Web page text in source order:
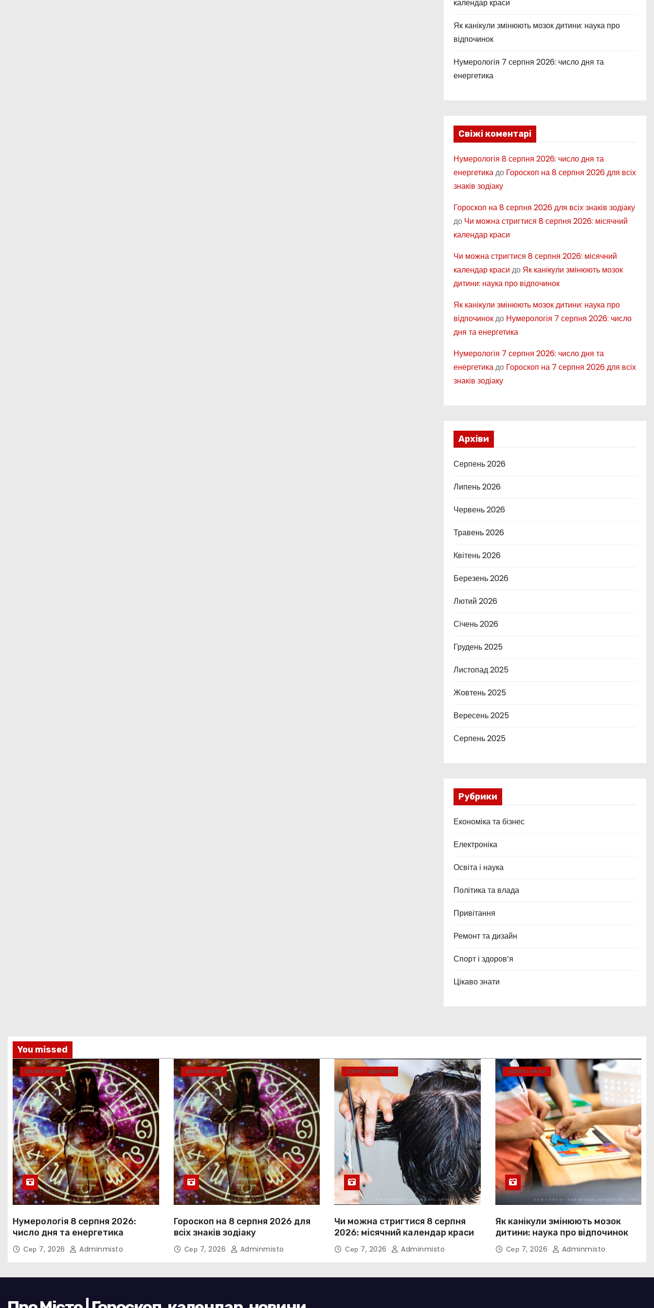
календар краси
Як канікули змінюють мозок дитини: наука про
відпочинок
Нумерологія 7 серпня 2026: число дня та
енергетика
Свіжі коментарі
Нумерологія 8 серпня 2026: число дня та
енергетикадо Гороскоп на 8 серпня 2026 для всіх
знаків зодіаку
Гороскоп на 8 серпня 2026 для всіх знаків зодіаку
до Чи можна стригтися 8 серпня 2026: місячний
календар краси
Чи можна стригтися 8 серпня 2026: місячний
календар краси до Як канікули змінюють мозок
дитини: наука про відпочинок
Як канікули змінюють мозок дитини: наука про
відпочинокдо Нумерологія 7 серпня 2026: число
дня та енергетика
Нумерологія 7 серпня 2026: число дня та
енергетикадо Гороскоп на 7 серпня 2026 для всіх
знаків зодіаку
Архіви
Серпень 2026
Липень 2026
Червень 2026
Травень 2026
Квітень 2026
Березень 2026
Лютий 2026
Січень 2026
Грудень 2025
Листопад 2025
Жовтень 2025
Вересень 2025
Серпень 2025
Рубрики
Економіка та бізнес
Електроніка
Освіта і наука
Політика та влада
Привітання
Ремонт та дизайн
Спорт і здоров’я
Цікаво знати
You missed
ЦІКАВО ЗНАТИ
Нумерологія 8 серпня 2026:
число дня та енергетика
Сер 7, 2026 Adminmisto
ЦІКАВО ЗНАТИ
Гороскоп на 8 серпня 2026 для
всіх знаків зодіаку
Сер 7, 2026 Adminmisto
СПОРТ І ЗДОРОВ’Я
Чи можна стригтися 8 серпня
2026: місячний календар краси
Сер 7, 2026 Adminmisto
ОСВІТА І НАУКА
Як канікули змінюють мозок
дитини: наука про відпочинок
Сер 7, 2026 Adminmisto